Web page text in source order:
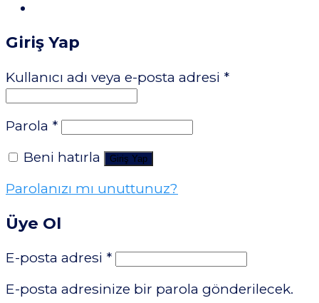
Giriş Yap
Kullanıcı adı veya e-posta adresi *
Parola *
Beni hatırla
Giriş Yap
Parolanızı mı unuttunuz?
Üye Ol
E-posta adresi *
E-posta adresinize bir parola gönderilecek.